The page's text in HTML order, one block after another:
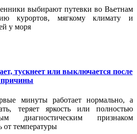
выбирают путевки во Вьетнам
курортов, мягкому климату и
у моря
тускнеет или выключается после
причины
минуты работает нормально, а
теряет яркость или полностью
диагностическим признаком
от температуры